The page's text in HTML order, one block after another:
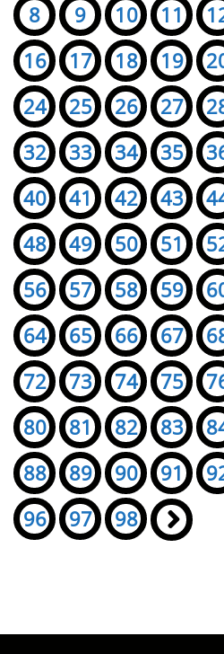
8
9 10 11
16
17 18 19
24
25 26 27
32
33 34 35
40
41 42 43
48
49 50 51
56
57 58 59
64
65 66 67
72
73 74 75
80
81 82 83
88
89 90 91
96
97 98 »